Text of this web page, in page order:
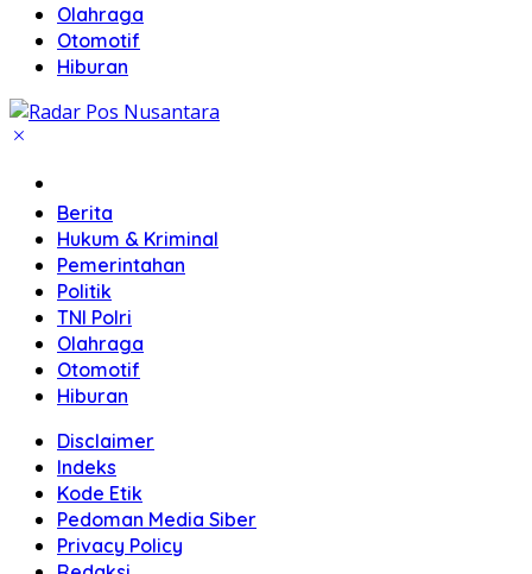
Olahraga
Otomotif
Hiburan
Berita
Hukum & Kriminal
Pemerintahan
Politik
TNI Polri
Olahraga
Otomotif
Hiburan
Disclaimer
Indeks
Kode Etik
Pedoman Media Siber
Privacy Policy